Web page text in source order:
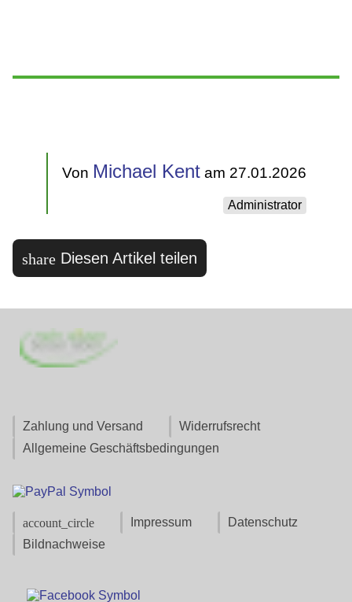
Von Michael Kentam 27.01.2026
Administrator
share Diesen Artikel teilen
Zahlung und Versand
Widerrufsrecht
Allgemeine Geschäftsbedingungen
account_circle Impressum
Datenschutz
Bildnachweise